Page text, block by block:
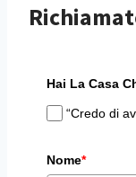
Hai La Casa
“Credo di
Nome*